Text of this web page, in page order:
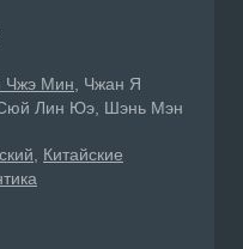
Чжэ Мин, Чжан Я
Лин Юэ, Шэнь Мэн
Китайские